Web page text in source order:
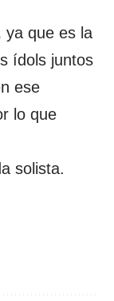
ya que es la
ídols juntos
ese
lo que
solista.